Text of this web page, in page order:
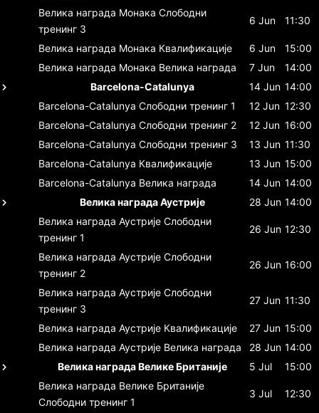
Велика награда Монака Слободни
тренинг 3
6 Jun 11:30
Велика награда Монака Квалификације 6 Jun
15:00
Велика награда Монака Велика награда 7 Jun
14:00
Barcelona-Catalunya
14 Jun 14:00
Barcelona-Catalunya Слободни тренинг 1 12 Jun 12:30
Barcelona-Catalunya Слободни тренинг 2 12 Jun 16:00
Barcelona-Catalunya Слободни тренинг 3 13 Jun 11:30
Barcelona-Catalunya Квалификације 13 Jun 15:00
Barcelona-Catalunya Велика награда 14 Jun 14:00
Велика награда Аустрије
28 Jun 14:00
Велика награда Аустрије Слободни
тренинг 1
26 Jun 12:30
Велика награда Аустрије Слободни
тренинг 2
26 Jun 16:00
Велика награда Аустрије Слободни
тренинг 3
27 Jun 11:30
Велика награда Аустрије Квалификације 27 Jun 15:00
Велика награда Аустрије Велика награда 28 Jun 14:00
Велика награда Велике Британије
5 Jul
15:00
Велика награда Велике Британије
Слободни тренинг 1
3 Jul 12:30